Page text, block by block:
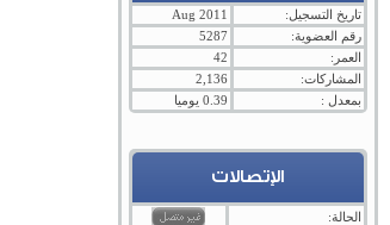
تاريخ التسجيل:
Aug 2011
رقم العضوية:
5287
العمر:
42
المشاركات:
2,136
بمعدل :
0.39 يوميا
الإتصالات
الحالة: